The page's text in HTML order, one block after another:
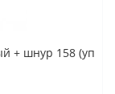
+ шнур 158 (уп